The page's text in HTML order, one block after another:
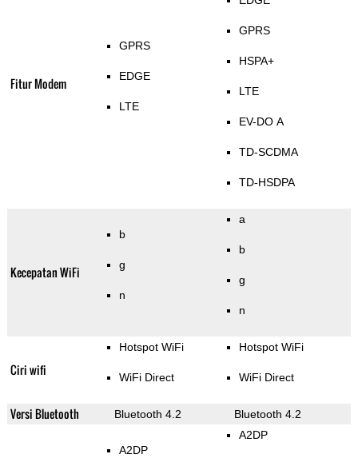
Fitur Modem
GPRS
EDGE
LTE
GPRS
HSPA+
LTE
EV-DO A
TD-SCDMA
TD-HSDPA
Kecepatan WiFi
b
g
n
a
b
g
n
Ciri wifi
Hotspot WiFi
WiFi Direct
Hotspot WiFi
WiFi Direct
Versi Bluetooth Bluetooth 4.2 Bluetooth 4.2
A2DP
A2DP